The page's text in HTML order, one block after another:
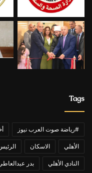
Tags
#رياضة صوت العرب نيوز
الأهلي الاسكان
النادي الأهلي بدر